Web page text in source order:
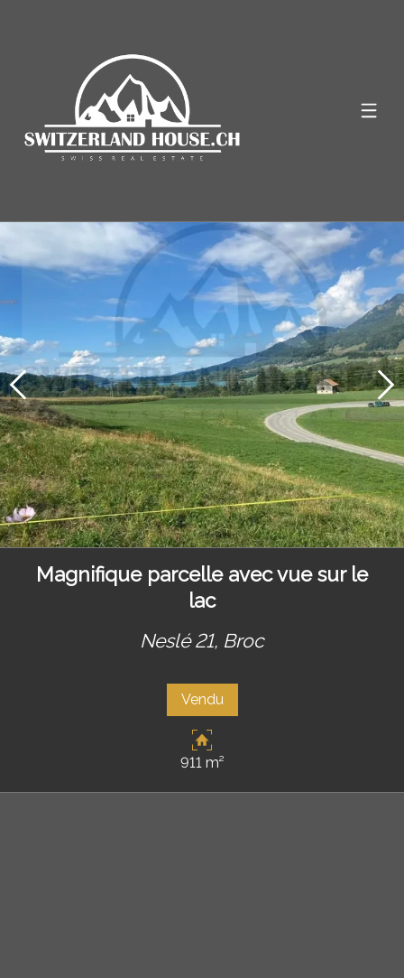
Magnifique parcelle avec vue sur le
lac
Neslé 21, Broc
Vendu
911 m²